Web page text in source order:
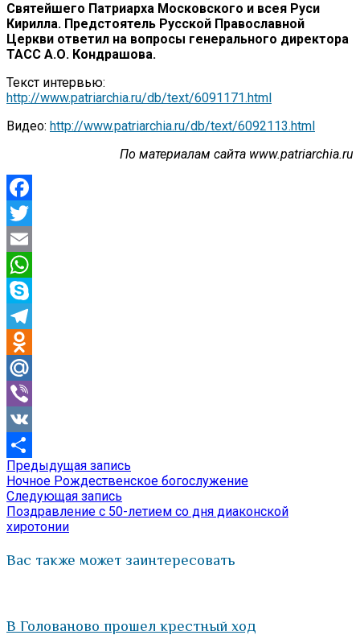
Святейшего Патриарха Московского и всея Руси
Кирилла. Предстоятель Русской Православной
Церкви ответил на вопросы генерального директора
ТАСС А.О. Кондрашова.
Текст интервью:
http://www.patriarchia.ru/db/text/6091171.html
Видео: http://www.patriarchia.ru/db/text/6092113.html
По материалам сайта www.patriarchia.ru
Facebook
Twitter
Email
WhatsApp
Skype
Telegram
Odnoklassniki
Mail.Ru
Viber
VK
Отправить
Навигация
по
записям
Предыдущая запись
запись:
Ночное Рождественское богослужение
Следующая запись
запись:
Поздравление с 50-летием со дня диаконской
хиротонии
Вас также может заинтересовать
В Голованово прошел крестный ход